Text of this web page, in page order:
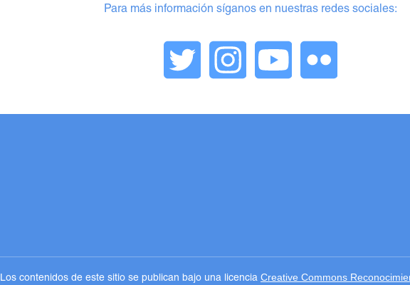
Para más información síganos en nuestras redes sociales:
Los contenidos de este sitio se publican bajo una licencia Creative Commons